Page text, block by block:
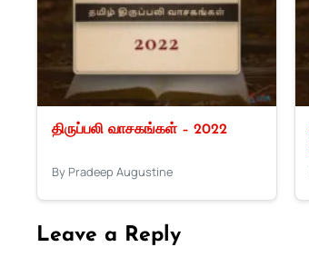
திருப்பலி வாசகங்கள் – 2022
By Pradeep Augustine
Leave a Reply